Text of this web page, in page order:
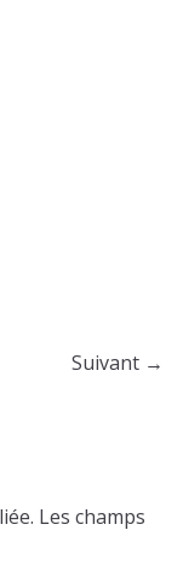
Suivant →
Les champs